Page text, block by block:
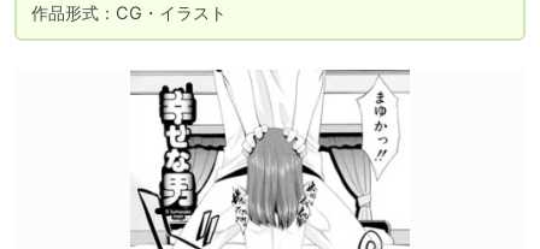
作品形式：CG・イラスト